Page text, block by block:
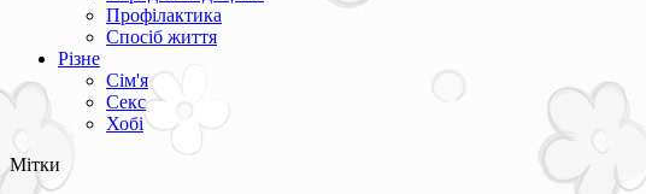
Профілактика
Спосіб життя
Різне
Сім'я
Секс
Хобі
Мітки